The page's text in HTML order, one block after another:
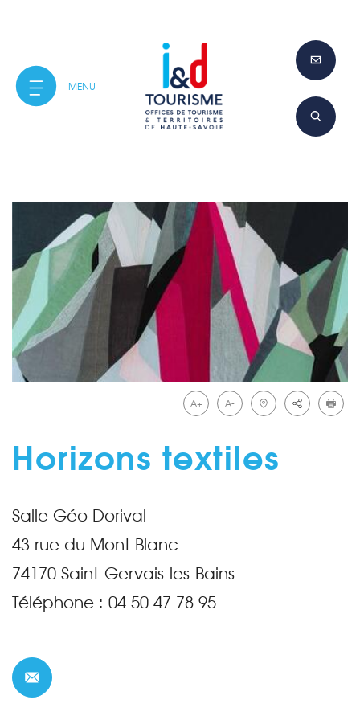
A+ A-
Horizons textiles
Salle Géo Dorival
43 rue du Mont Blanc
74170 Saint-Gervais-les-Bains
Téléphone : 04 50 47 78 95